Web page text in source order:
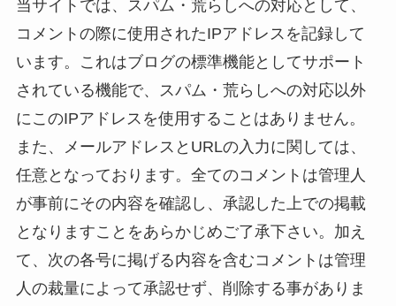
当サイトでは、スパム・荒らしへの対応として、
コメントの際に使用されたIPアドレスを記録して
います。これはブログの標準機能としてサポート
されている機能で、スパム・荒らしへの対応以外
にこのIPアドレスを使用することはありません。
また、メールアドレスとURLの入力に関しては、
任意となっております。全てのコメントは管理人
が事前にその内容を確認し、承認した上での掲載
となりますことをあらかじめご了承下さい。加え
て、次の各号に掲げる内容を含むコメントは管理
人の裁量によって承認せず、削除する事がありま